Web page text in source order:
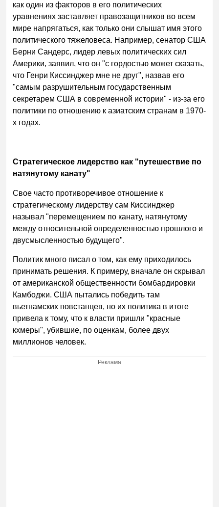
как один из факторов в его политических
уравнениях заставляет правозащитников во всем
мире напрягаться, как только они слышат имя этого
политического тяжеловеса. Например, сенатор США
Берни Сандерс, лидер левых политических сил
Америки, заявил, что он "с гордостью может сказать,
что Генри Киссинджер мне не друг", назвав его
"самым разрушительным государственным
секретарем США в современной истории" - из-за его
политики по отношению к азиатским странам в 1970-
х годах.
Стратегическое лидерство как "путешествие по
натянутому канату"
Свое часто противоречивое отношение к
стратегическому лидерству сам Киссинджер
называл "перемещением по канату, натянутому
между относительной определенностью прошлого и
двусмысленностью будущего".
Политик много писал о том, как ему приходилось
принимать решения. К примеру, вначале он скрывал
от американской общественности бомбардировки
Камбоджи. США пытались победить там
вьетнамских повстанцев, но их политика в итоге
привела к тому, что к власти пришли "красные
кхмеры", убившие, по оценкам, более двух
миллионов человек.
Реклама